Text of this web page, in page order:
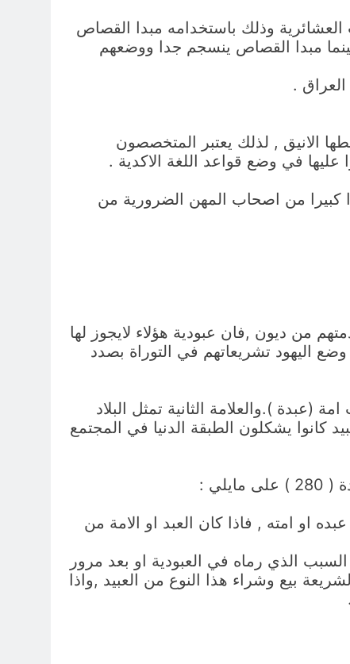
وذلك باستخدامه مبدا القصاص
مبدا القصاص ينسجم جدا ووضعهم
الانيق , لذلك يعتبر المتخصصون
في وضع قواعد اللغة الاكدية .
كبيرا من اصحاب المهن الضرورية من
من ديون ,فان عبودية هؤلاء لايجوز لها
اليهود تشريعاتهم في التوراة بصدد
(عبدة ).والعلامة الثانية تمثل البلاد
كانوا يشكلون الطبقة الدنيا في المجتمع
:
او امته , فاذا كان العبد او الامة من
الذي رماه في العبودية او بعد مرور
بيع وشراء هذا النوع من العبيد ,واذا